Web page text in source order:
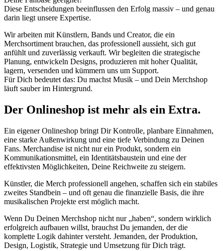
Diese Entscheidungen beeinflussen den Erfolg massiv – und genau
darin liegt unsere Expertise.
Wir arbeiten mit Künstlern, Bands und Creator, die ein
Merchsortiment brauchen, das professionell aussieht, sich gut
anfühlt und zuverlässig verkauft. Wir begleiten die strategische
Planung, entwickeln Designs, produzieren mit hoher Qualität,
lagern, versenden und kümmern uns um Support.
Für Dich bedeutet das: Du machst Musik – und Dein Merchshop
läuft sauber im Hintergrund.
Der Onlineshop ist mehr als ein Extra.
Ein eigener Onlineshop bringt Dir Kontrolle, planbare Einnahmen,
eine starke Außenwirkung und eine tiefe Verbindung zu Deinen
Fans. Merchandise ist nicht nur ein Produkt, sondern ein
Kommunikationsmittel, ein Identitätsbaustein und eine der
effektivsten Möglichkeiten, Deine Reichweite zu steigern.
Künstler, die Merch professionell angehen, schaffen sich ein stabiles
zweites Standbein – und oft genau die finanzielle Basis, die ihre
musikalischen Projekte erst möglich macht.
Wenn Du Deinen Merchshop nicht nur „haben“, sondern wirklich
erfolgreich aufbauen willst, brauchst Du jemanden, der die
komplette Logik dahinter versteht. Jemanden, der Produktion,
Design, Logistik, Strategie und Umsetzung für Dich trägt.